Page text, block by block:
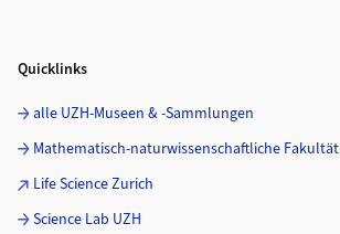
Quicklinks
alle UZH-Museen & -Sammlungen
Mathematisch-naturwissenschaftliche Fakultät
Life Science Zurich
Science Lab UZH